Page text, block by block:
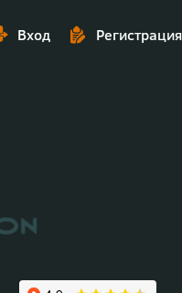
Вход Регистрация